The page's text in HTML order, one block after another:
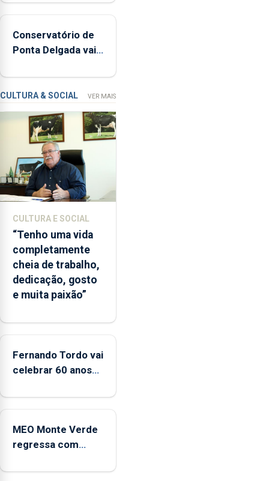
inspeções
relacionadas
a
apanha
ilegal
lapas
2022
e
2026.
ilha
das
Flores
apresenta
um
“decréscimo
da
entre
2022
2025
Conservatório de
Ponta Delgada vai
instrumentos
CULTURA & SOCIAL VER MAIS
CULTURA E SOCIAL
“Tenho uma vida
completamente
cheia de trabalho,
dedicação, gosto
e muita paixão”
Fernando Tordo vai
celebrar 60 anos
Coliseu Micaelense
MEO Monte Verde
regressa com
acessibilidade